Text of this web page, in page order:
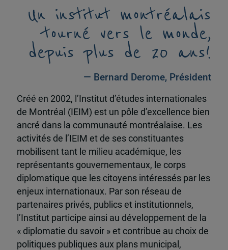
Un institut montréalais
tourné vers le monde,
depuis plus de 20 ans!
— Bernard Derome, Président
Créé en 2002, l’Institut d’études internationales
de Montréal (IEIM) est un pôle d’excellence bien
ancré dans la communauté montréalaise. Les
activités de l’IEIM et de ses constituantes
mobilisent tant le milieu académique, les
représentants gouvernementaux, le corps
diplomatique que les citoyens intéressés par les
enjeux internationaux. Par son réseau de
partenaires privés, publics et institutionnels,
l’Institut participe ainsi au développement de la
« diplomatie du savoir » et contribue au choix de
politiques publiques aux plans municipal,